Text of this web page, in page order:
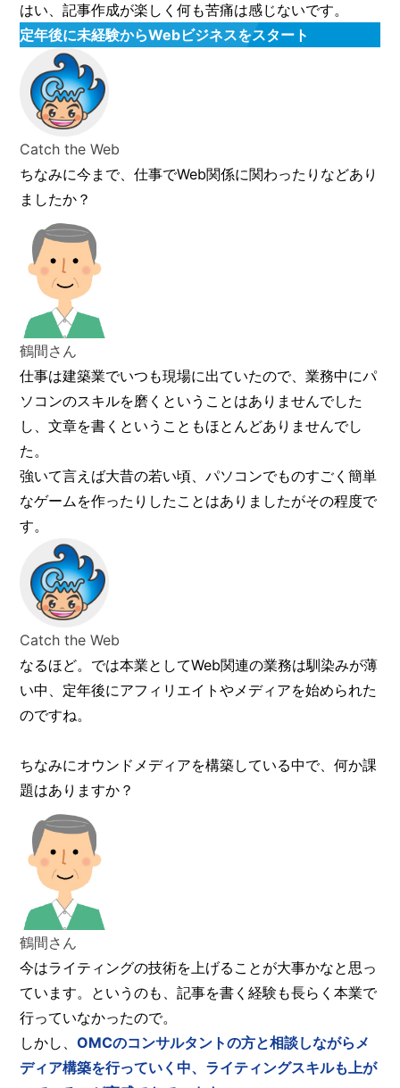
はい、記事作成が楽しく何も苦痛は感じないです。
定年後に未経験からWebビジネスをスタート
Catch the Web
ちなみに今まで、仕事でWeb関係に関わったりなどあり
ましたか？
鶴間さん
仕事は建築業でいつも現場に出ていたので、業務中にパ
ソコンのスキルを磨くということはありませんでした
し、文章を書くということもほとんどありませんでし
た。
強いて言えば大昔の若い頃、パソコンでものすごく簡単
なゲームを作ったりしたことはありましたがその程度で
す。
Catch the Web
なるほど。では本業としてWeb関連の業務は馴染みが薄
い中、定年後にアフィリエイトやメディアを始められた
のですね。
ちなみにオウンドメディアを構築している中で、何か課
題はありますか？
鶴間さん
今はライティングの技術を上げることが大事かなと思っ
ています。というのも、記事を書く経験も長らく本業で
行っていなかったので。
しかし、OMCのコンサルタントの方と相談しながらメ
ディア構築を行っていく中、ライティングスキルも上が